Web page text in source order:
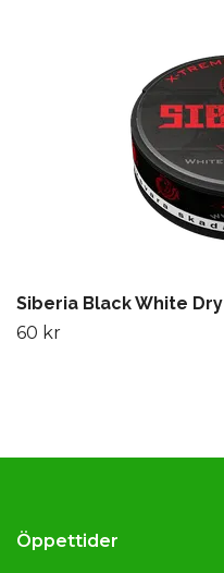
Siberia Black White Dry
60 kr
Öppettider